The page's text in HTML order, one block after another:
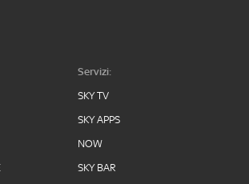
Servizi:
SKY TV
SKY APPS
NOW
SKY BAR